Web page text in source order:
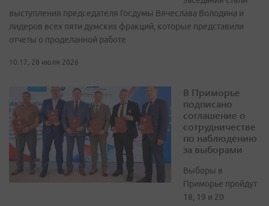
выступления председателя Госдумы Вячеслава Володина и
лидеров всех пяти думских фракций, которые представили
отчеты о проделанной работе
10:17, 28 июля 2026
В Приморье
подписано
соглашение о
сотрудничестве
по наблюдению
за выборами
Выборы в
Приморье пройдут
18, 19 и 20